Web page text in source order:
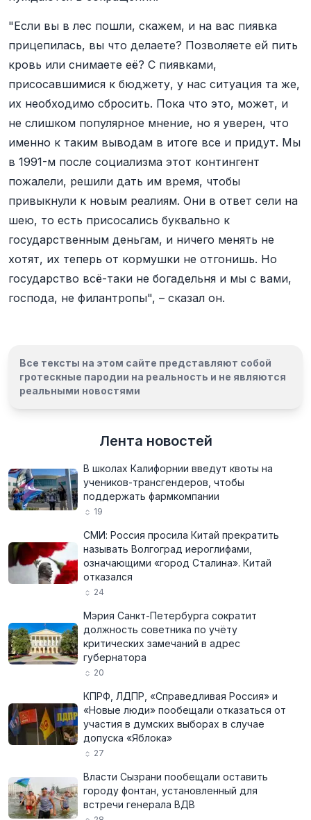
"Если вы в лес пошли, скажем, и на вас пиявка
прицепилась, вы что делаете? Позволяете ей пить
кровь или снимаете её? С пиявками,
присосавшимися к бюджету, у нас ситуация та же,
их необходимо сбросить. Пока что это, может, и
не слишком популярное мнение, но я уверен, что
именно к таким выводам в итоге все и придут. Мы
в 1991-м после социализма этот контингент
пожалели, решили дать им время, чтобы
привыкнули к новым реалиям. Они в ответ сели на
шею, то есть присосались буквально к
государственным деньгам, и ничего менять не
хотят, их теперь от кормушки не отгонишь. Но
государство всё-таки не богадельня и мы с вами,
господа, не филантропы", – сказал он.
Все тексты на этом сайте представляют собой
гротескные пародии на реальность и не являются
реальными новостями
Лента новостей
В школах Калифорнии введут квоты на
учеников-трансгендеров, чтобы
поддержать фармкомпании
19
СМИ: Россия просила Китай прекратить
называть Волгоград иероглифами,
означающими «город Сталина». Китай
отказался
24
Мэрия Санкт-Петербурга сократит
должность советника по учёту
критических замечаний в адрес
губернатора
20
КПРФ, ЛДПР, «Справедливая Россия» и
«Новые люди» пообещали отказаться от
участия в думских выборах в случае
допуска «Яблока»
27
Власти Сызрани пообещали оставить
городу фонтан, установленный для
встречи генерала ВДВ